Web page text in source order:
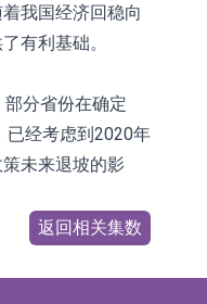
我国经济回稳向
有利基础。
分省份在确定
已经考虑到2020年
未来退坡的影
返回相关集数